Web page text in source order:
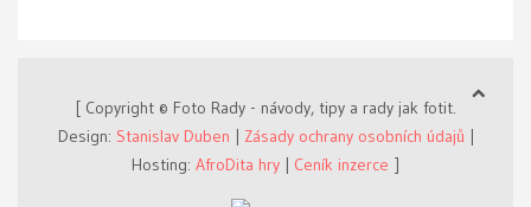
[ Copyright © Foto Rady - návody, tipy a rady jak fotit.
Design: Stanislav Duben Zásady ochrany osobních údajů|
Hosting: AfroDita hry Ceník inzerce ]